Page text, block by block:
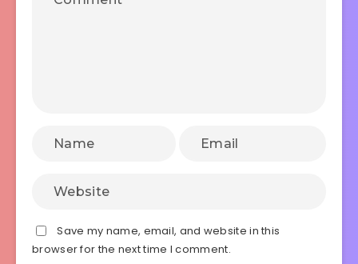
Save my name, email, and website in this
browser for the next time I comment.